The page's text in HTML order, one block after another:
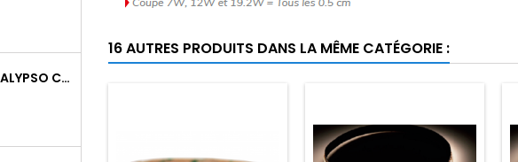
HUBLOT CALYPSO CCT 9-18W 2000LM ON/OFF IK10 BLANC
16 AUTRES PRODUITS DANS LA MÊME CATÉGORIE :